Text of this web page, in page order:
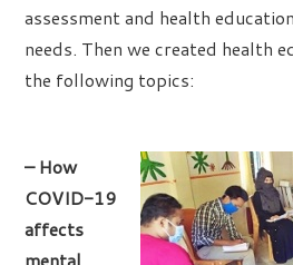
assessment and health
needs. Then we created health
the following topics:
– How
COVID-19
affects